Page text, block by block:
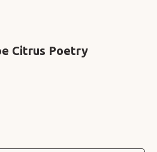
Citrus Poetry